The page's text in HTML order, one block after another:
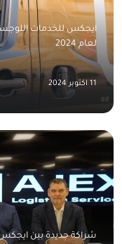
ايجكس للخدمات
لعام 2024
11 اكتوبر 2024
شراكة جديدة بين